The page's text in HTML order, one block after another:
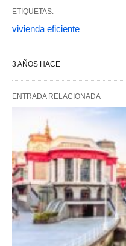
ETIQUETAS:
vivienda eficiente
3 AÑOS HACE
ENTRADA RELACIONADA